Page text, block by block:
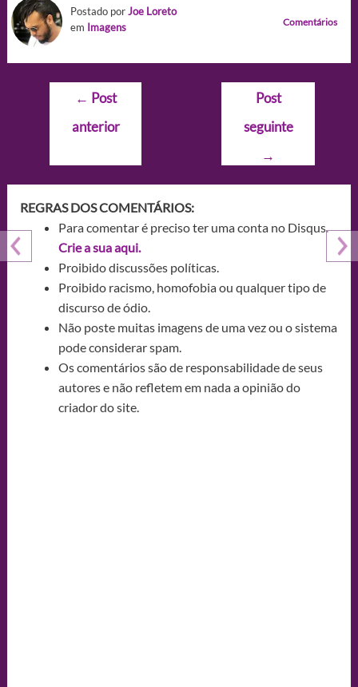
Postado porJoe Loreto
em Imagens Comentários
Navegação
Post
← Post
anterior
Post
seguinte
→
REGRAS DOS COMENTÁRIOS:
Para comentar é preciso ter uma conta no Disqus.
Crie a sua aqui.
Proibido discussões políticas.
Proibido racismo, homofobia ou qualquer tipo de
discurso de ódio.
Não poste muitas imagens de uma vez ou o sistema
pode considerar spam.
Os comentários são de responsabilidade de seus
autores e não refletem em nada a opinião do
criador do site.